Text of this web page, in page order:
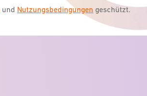
und Nutzungsbedingungen geschützt.